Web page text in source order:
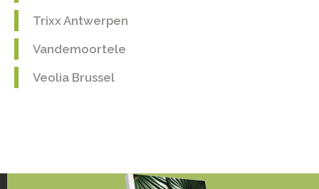
Trixx Antwerpen
Vandemoortele
Veolia Brussel